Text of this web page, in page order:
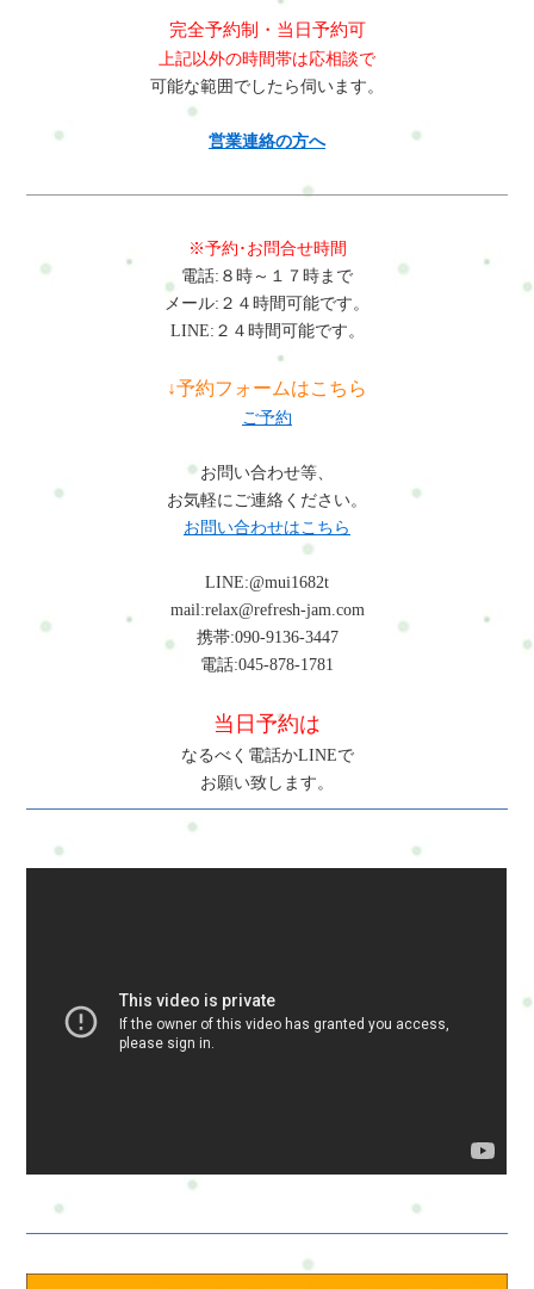
す。鈴木 啓介男性 / 50代カラダとココロの整え方・フルセッシ
ョン120分今までは楽々コースを受けていましたが、辛くならな
い体作りが必要だと思いこちらのコースに移行しました。整体
だけじゃなく、動き方や考え方までサポートしてくれるので助
かる。続けたくなる理由がある。三輪40代カラダとココロの整
「動ける体」になる感覚が初めて。毎日の仕事や家事が楽にな
りました。加藤30代カラダとココロの整え方・フルセッション
120分ここに通いはじめてから、仕事中に肩を触るクセがなくな
りました。不調が出にくい体ってこういうことかも。体が軽く
ンスって大事ですね。瞑想も初めての経験でしたが、いろいろ
と考えすぎてしまう私にとって、とても役に立つものだとわか
が苦手でも受けられますか？もちろん大丈夫です。体力や筋力
に不安がある方でも、無理のない範囲でできる内容を一緒に考
えます。運動が初めての方もご安心ください。施術とトレーニ
ングの時間配分はどうなりますか？お身体の状態やご希望に合
わせて、毎回カスタマイズしています。肩こりが強い日はボデ
ィケア中心に、元気な日はトレーニング多めなど柔軟に対応し
ます。瞑想やマインドフルネスって、どういうことをします
か？難しいことはしませんのでご安心を。呼吸を整えたり、身
初めての方でも大丈夫です。どのくらいのペースで通うと効果
的ですか？月に1～2回が理想です。継続して受けることで、体
や心の変化をしっかり実感できます。チケットの活用がおすす
めです。痛みがあるときでも受けて大丈夫？痛みの強さや部位
によって内容を調整できます。状態に合わせて無理なく進める
"https://schema.org","@type": "FAQPage","mainEntity": [{"@type":
"Question","name": "運動が苦手でも受けられます
か？","acceptedAnswer": {"@type": "Answer","text": "もちろん大丈
"Answer","text": "お身体の状態やご希望に合わせて、毎回カスタ
マイズしています。肩こりが強い日はボディケア中心に、元気
"Question","name": "瞑想やマインドフルネスって、どういうこと
完全予約制・当日予約可
上記以外の時間帯は応相談で
可能な範囲でしたら伺います。
営業連絡の方へ
※予約･お問合せ時間
電話:８時～１７時まで
メール:２４時間可能です。
LINE:２４時間可能です。
↓予約フォームはこちら
ご予約
お問い合わせ等、
お気軽にご連絡ください。
お問い合わせはこちら
LINE:@mui1682t
mail:relax@refresh-jam.com
携帯:090-9136-3447
電話:045-878-1781
当日予約は
なるべく電話かLINEで
お願い致します。